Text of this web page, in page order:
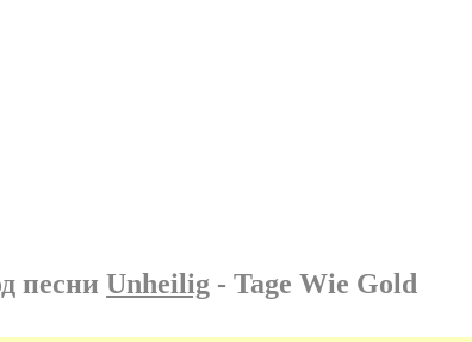
песниUnheilig - Tage Wie Gold